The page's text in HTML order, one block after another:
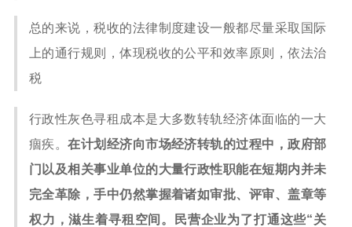
总的来说，税收的法律制度建设一般都尽量采取国际
上的通行规则，体现税收的公平和效率原则，依法治
税
行政性灰色寻租成本是大多数转轨经济体面临的一大
痼疾。在计划经济向市场经济转轨的过程中，政府部
门以及相关事业单位的大量行政性职能在短期内并未
完全革除，手中仍然掌握着诸如审批、评审、盖章等
权力，滋生着寻租空间。民营企业为了打通这些“关